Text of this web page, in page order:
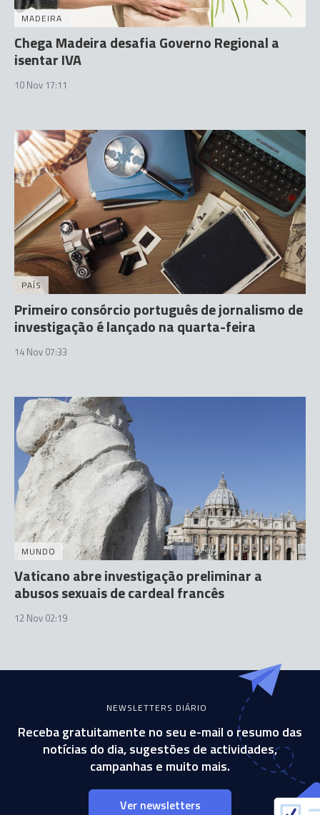
MADEIRA
Chega Madeira desafia Governo Regional a
isentar IVA
10 Nov 17:11
PAÍS
Primeiro consórcio português de jornalismo de
investigação é lançado na quarta-feira
14 Nov 07:33
MUNDO
Vaticano abre investigação preliminar a
abusos sexuais de cardeal francês
12 Nov 02:19
NEWSLETTERS DIÁRIO
Receba gratuitamente no seu e-mail o resumo das
notícias do dia, sugestões de actividades,
campanhas e muito mais.
Ver newsletters